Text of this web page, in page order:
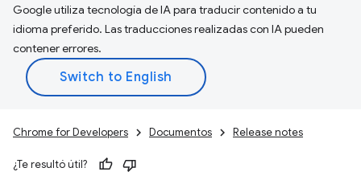
Google utiliza tecnología de IA para traducir contenido a tu
idioma preferido. Las traducciones realizadas con IA pueden
contener errores.
Chrome for Developers Documentos Release notes
¿Te resultó útil?